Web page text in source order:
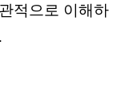
적으로 이해하